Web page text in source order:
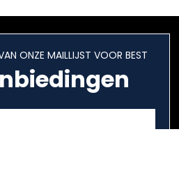
ONZE MAILLIJST VOOR BEST